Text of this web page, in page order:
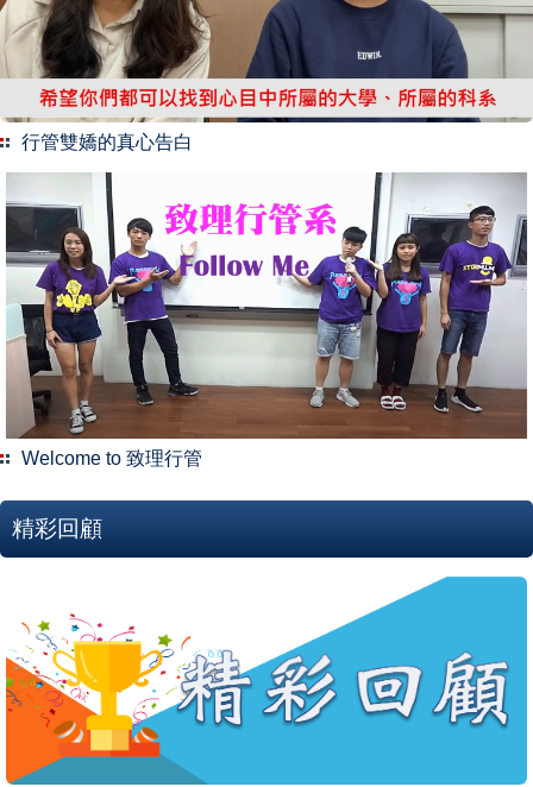
行管雙嬌的真心告白
Welcome to 致理行管
精彩回顧